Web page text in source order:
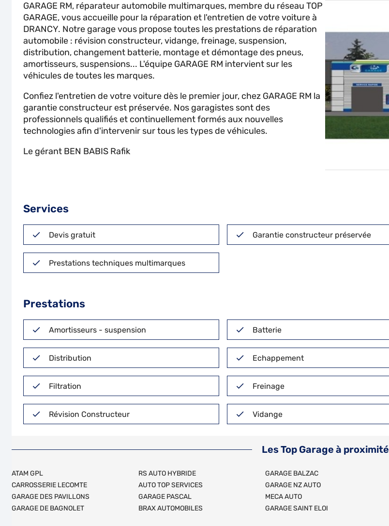
GARAGE RM, réparateur automobile multimarques, membre du réseau TOP
GARAGE, vous accueille pour la réparation et l'entretien de votre voiture à
DRANCY. Notre garage vous propose toutes les prestations de réparation
automobile : révision constructeur, vidange, freinage, suspension,
distribution, changement batterie, montage et démontage des pneus,
amortisseurs, suspensions... L'équipe GARAGE RM intervient sur les
véhicules de toutes les marques.
Confiez l'entretien de votre voiture dès le premier jour, chez GARAGE RM la
garantie constructeur est préservée. Nos garagistes sont des
professionnels qualifiés et continuellement formés aux nouvelles
technologies afin d'intervenir sur tous les types de véhicules.
Le gérant BEN BABIS Rafik
Services
Devis gratuit Garantie constructeur préservée
Prestations techniques multimarques
Prestations
Amortisseurs - suspension Batterie
Distribution Echappement
Filtration Freinage
Révision Constructeur Vidange
Les Top Garage à proximité
ATAM GPL
CARROSSERIE LECOMTE
GARAGE DES PAVILLONS
GARAGE DE BAGNOLET
RS AUTO HYBRIDE
AUTO TOP SERVICES
GARAGE PASCAL
BRAX AUTOMOBILES
GARAGE BALZAC
GARAGE NZ AUTO
MECA AUTO
GARAGE SAINT ELOI